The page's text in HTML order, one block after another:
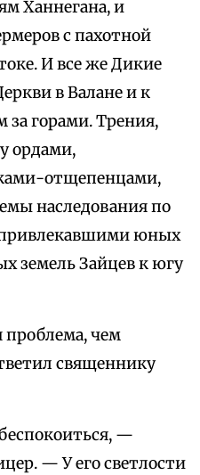
Ханнегана, и
с пахотной
И все же Дикие
в Валане и к
горами. Трения,
ордами,
отщепенцами,
наследования по
юных
земель Зайцев к югу
проблема, чем
священнику
—
— У его светлости